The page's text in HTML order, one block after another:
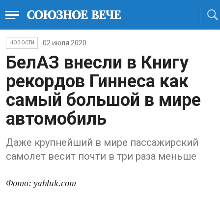
НОВОСТИ 02 июля 2020
БелАЗ внесли в Книгу
рекордов Гиннеса как
самый большой в мире
автомобиль
Даже крупнейший в мире пассажирский
самолет весит почти в три раза меньше
Фото: yabluk.com